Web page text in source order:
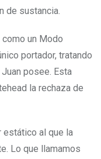
de sustancia.
un Modo
portador, tratando
posee. Esta
la rechaza de
estático al que la
Lo que llamamos